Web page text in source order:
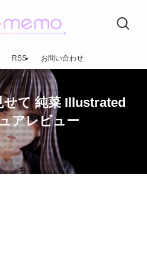
RSS お問い合わせ
せて 純菜 Illustrated
アレビュー